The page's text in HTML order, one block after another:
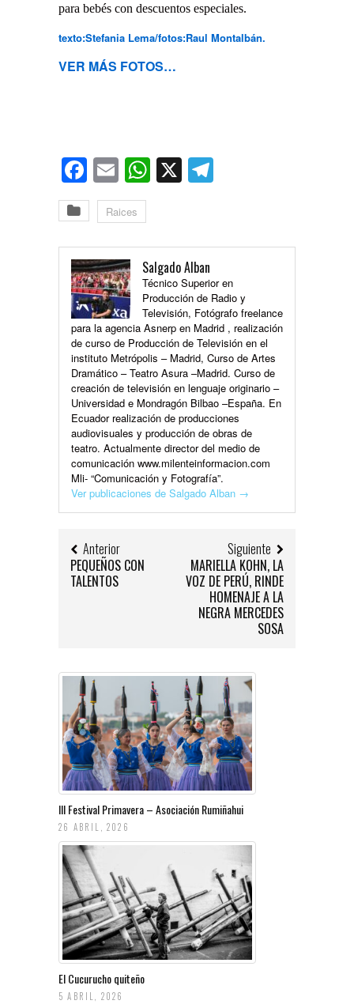
para bebés con descuentos especiales.
texto:Stefania Lema/fotos:Raul Montalbán.
VER MÁS FOTOS…
Facebook
EmailWhatsApp
X
Raices
Salgado Alban
Técnico Superior en
Producción de Radio y
Televisión, Fotógrafo freelance
para la agencia Asnerp en Madrid , realización
de curso de Producción de Televisión en el
instituto Metrópolis – Madrid, Curso de Artes
Dramático – Teatro Asura –Madrid. Curso de
creación de televisión en lenguaje originario –
Universidad e Mondragón Bilbao –España. En
Ecuador realización de producciones
audiovisuales y producción de obras de
teatro. Actualmente director del medio de
comunicación www.milenteinformacion.com
Mli- “Comunicación y Fotografía”.
Ver publicaciones de Salgado Alban →
Anterior
PEQUEÑOS CON
TALENTOS
Siguiente
MARIELLA KOHN, LA
VOZ DE PERÚ, RINDE
HOMENAJE A LA
NEGRA MERCEDES
SOSA
III Festival Primavera – Asociación Rumiñahui
26 ABRIL, 2026
El Cucurucho quiteño
5 ABRIL, 2026